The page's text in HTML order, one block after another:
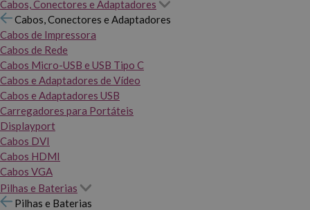
Cabos, Conectores e Adaptadores
Cabos, Conectores e Adaptadores
Cabos de Impressora
Cabos de Rede
Cabos Micro-USB e USB Tipo C
Cabos e Adaptadores de Vídeo
Cabos e Adaptadores USB
Carregadores para Portáteis
Displayport
Cabos DVI
Cabos HDMI
Cabos VGA
Pilhas e Baterias
Pilhas e Baterias